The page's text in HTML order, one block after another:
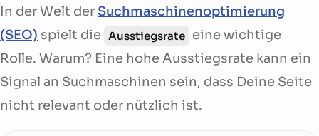
In der Welt der Suchmaschinenoptimierung
(SEO) spielt die Ausstiegsrate eine wichtige
Rolle. Warum? Eine hohe Ausstiegsrate kann ein
Signal an Suchmaschinen sein, dass Deine Seite
nicht relevant oder nützlich ist.